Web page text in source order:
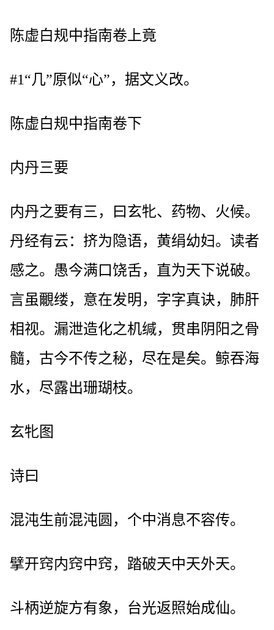
陈虚白规中指南卷上竟
#1“几”原似“心”，据文义改。
陈虚白规中指南卷下
内丹三要
内丹之要有三，曰玄牝、药物、火候。
丹经有云：挤为隐语，黄绢幼妇。读者
感之。愚今满口饶舌，直为天下说破。
言虽覼缕，意在发明，字字真诀，肺肝
相视。漏泄造化之机缄，贯串阴阳之骨
髓，古今不传之秘，尽在是矣。鲸吞海
水，尽露出珊瑚枝。
玄牝图
诗曰
混沌生前混沌圆，个中消息不容传。
擘开窍内窍中窍，踏破天中天外天。
斗柄逆旋方有象，台光返照始成仙。